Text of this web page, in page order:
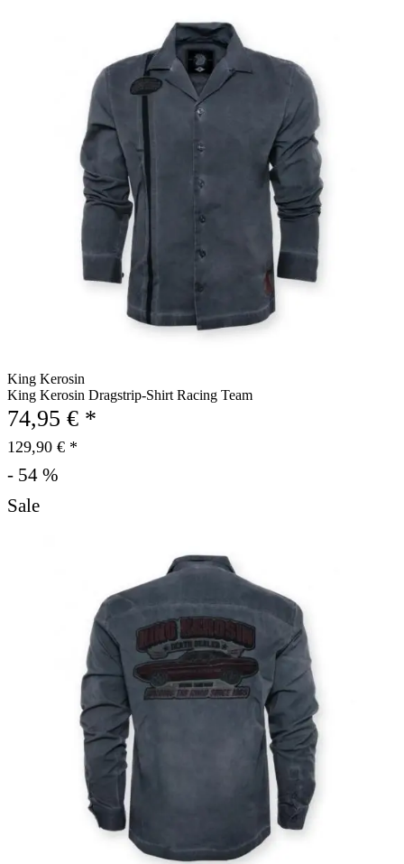
King Kerosin
King Kerosin Dragstrip-Shirt Racing Team
74,95 € *
129,90 € *
- 54 %
Sale